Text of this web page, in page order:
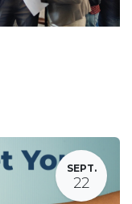
SEPT.
22